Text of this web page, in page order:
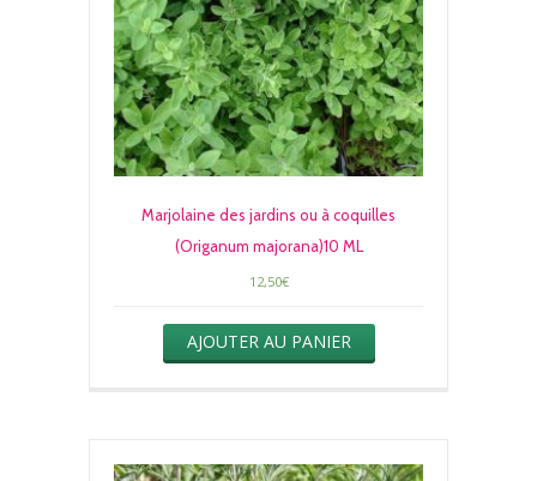
Marjolaine des jardins ou à coquilles
(Origanum majorana)10 ML
12,50€
AJOUTER AU PANIER